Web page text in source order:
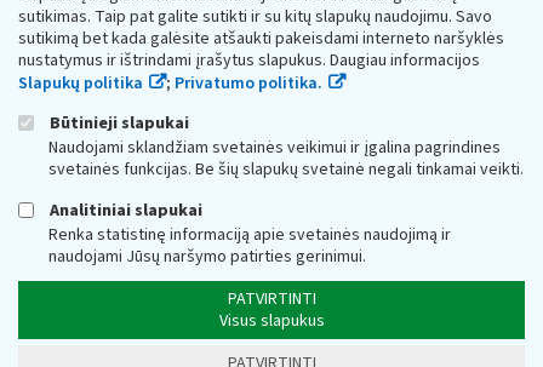
sutikimas. Taip pat galite sutikti ir su kitų slapukų naudojimu. Savo
sutikimą bet kada galėsite atšaukti pakeisdami interneto naršyklės
nustatymus ir ištrindami įrašytus slapukus. Daugiau informacijos
Slapukų politika
; Privatumo politika.
Būtinieji slapukai
Naudojami sklandžiam svetainės veikimui ir įgalina pagrindines
svetainės funkcijas. Be šių slapukų svetainė negali tinkamai veikti.
Analitiniai slapukai
Renka statistinę informaciją apie svetainės naudojimą ir
naudojami Jūsų naršymo patirties gerinimui.
PATVIRTINTI
Visus slapukus
Biudžetinė įstaiga. Juridinio asmens kodas — 188659752,
adresas: Vasario 16-osios g. 14, 01107 Vilnius, Lietuva, el.paštas:
vmi@vmi.lt, E. pristatymo dėžutės adresas 188659752
Duomenys apie Valstybinę mokesčių inspekciją prie Lietuvos
Respublikos finansų ministerijos kaupiami ir saugomi Juridinių